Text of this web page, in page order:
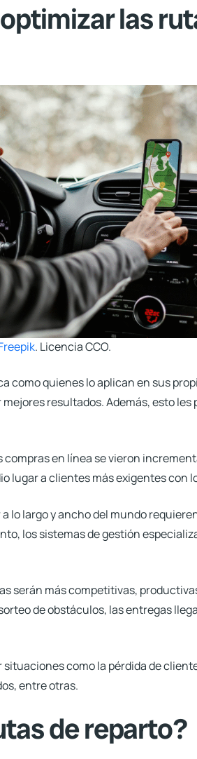
las
. Licencia CCO.
como quienes lo aplican en sus
resultados. Además, esto les
compras en línea se vieron
lugar a clientes más exigentes con
lo largo y ancho del mundo
los sistemas de gestión
serán más competitivas,
de obstáculos, las entregas
como la pérdida de
entre otras.
de reparto?